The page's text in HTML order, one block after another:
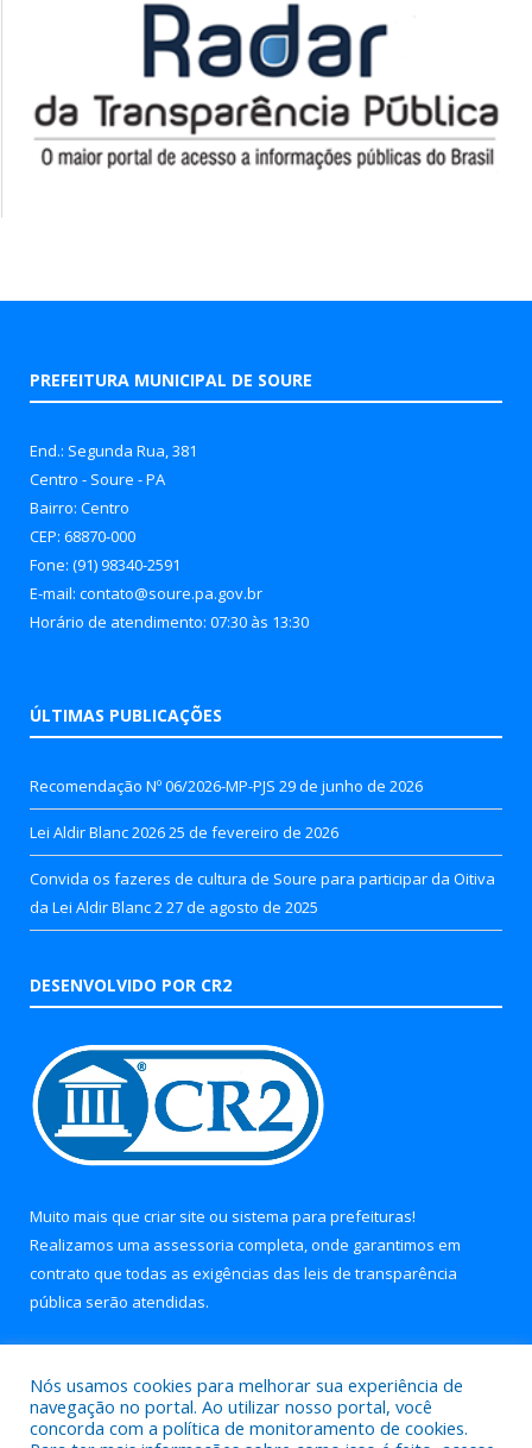
PREFEITURA MUNICIPAL DE SOURE
End.: Segunda Rua, 381
Centro - Soure - PA
Bairro: Centro
CEP: 68870-000
Fone: (91) 98340-2591
E-mail: contato@soure.pa.gov.br
Horário de atendimento: 07:30 às 13:30
ÚLTIMAS PUBLICAÇÕES
Recomendação Nº 06/2026-MP-PJS 29 de junho de 2026
Lei Aldir Blanc 202625 de fevereiro de 2026
Convida os fazeres de cultura de Soure para participar da Oitiva
da Lei Aldir Blanc 227 de agosto de 2025
DESENVOLVIDO POR CR2
Muito mais que criar site ou sistema para prefeituras!
Realizamos uma assessoria completa, onde garantimos em
contrato que todas as exigências das leis de transparência
pública serão atendidas.
Nós usamos cookies para melhorar sua experiência de
navegação no portal. Ao utilizar nosso portal, você
concorda com a política de monitoramento de cookies.